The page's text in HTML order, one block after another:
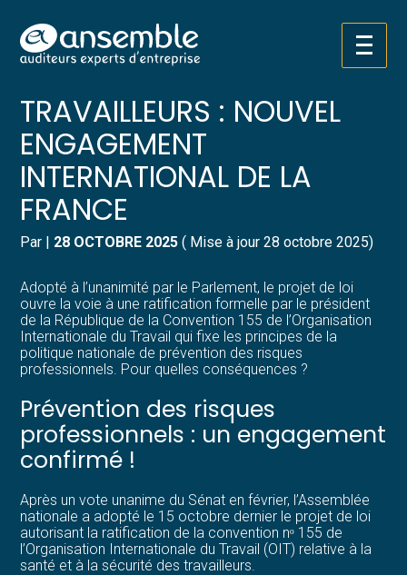
Aller
au
Créer et reprendre une activité
Gérer votre quotidien
Piloter votre entreprise
Développer votre entreprise
Construire votre patrimoine
Structurer votre croissance
Être prêt pour la facturation
électronique
Pilotez votre gestion
Suivre votre comptabilité
Gérer vos ressources humaines
Dématérialiser vos documents
SANTÉ ET SÉCURITÉ DES
TRAVAILLEURS : NOUVEL
ENGAGEMENT
INTERNATIONAL DE LA
FRANCE
Par | 28 OCTOBRE 2025 ( Mise à jour 28 octobre 2025)
Adopté à l’unanimité par le Parlement, le projet de loi
ouvre la voie à une ratification formelle par le président
de la République de la Convention 155 de l’Organisation
Internationale du Travail qui fixe les principes de la
politique nationale de prévention des risques
professionnels. Pour quelles conséquences ?
Prévention des risques
professionnels : un engagement
confirmé !
Après un vote unanime du Sénat en février, l’Assemblée
nationale a adopté le 15 octobre dernier le projet de loi
autorisant la ratification de la convention nᵒ 155 de
l’Organisation Internationale du Travail (OIT) relative à la
santé et à la sécurité des travailleurs.